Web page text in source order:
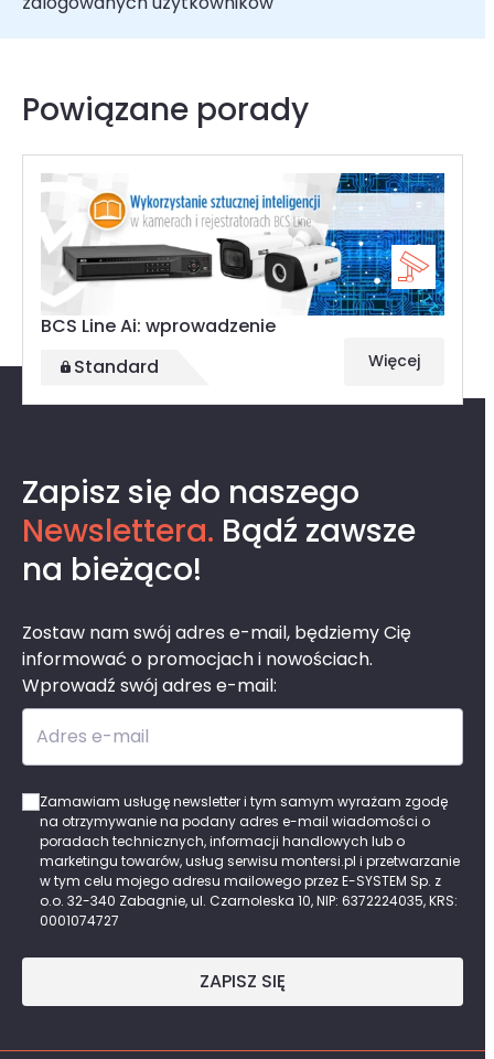
Powiązane porady
BCS Line Ai: wprowadzenie
Standard
Więcej
Zapisz się do naszego
Newslettera. Bądź zawsze
na bieżąco!
Zostaw nam swój adres e-mail, będziemy Cię
informować o promocjach i nowościach.
Wprowadź swój adres e-mail:
Adres e-mail
Zamawiam usługę newsletter i tym samym wyrażam zgodę
na otrzymywanie na podany adres e-mail wiadomości o
poradach technicznych, informacji handlowych lub o
marketingu towarów, usług serwisu montersi.pl i przetwarzanie
w tym celu mojego adresu mailowego przez E-SYSTEM Sp. z
o.o. 32-340 Zabagnie, ul. Czarnoleska 10, NIP: 6372224035, KRS:
0001074727
ZAPISZ SIĘ